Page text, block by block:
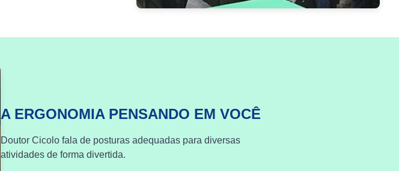
A ERGONOMIA PENSANDO EM VOCÊ
Doutor Cicolo fala de posturas adequadas para diversas
atividades de forma divertida.